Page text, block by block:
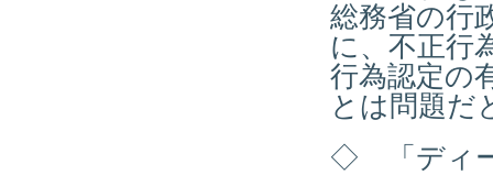
総務省の行
に、不正行
行為認定の
とは問題だ
◇ 「ディー